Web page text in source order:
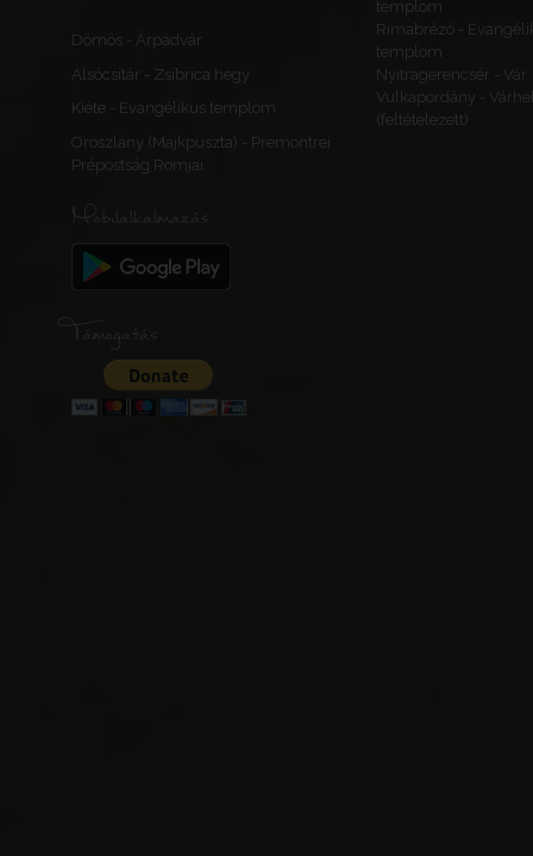
templom
Dömös - Árpádvár
Rimabrézó -
templom
Alsócsitár - Zsibrica hegy
Nyitragerencsér - Vár
Kiéte - Evangélikus templom
Vulkapordány -
(feltételezett)
Oroszlány (Majkpuszta) - Premontrei
Prépostság Romjai
Mobilalkalmazás
Támogatás